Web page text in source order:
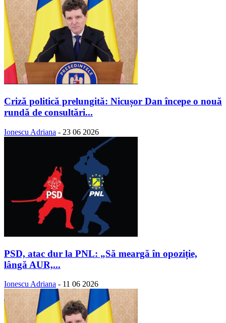
Criză politică prelungită: Nicușor Dan începe o nouă
rundă de consultări...
Ionescu Adriana - 23 06 2026
PSD, atac dur la PNL: „Să meargă în opoziție,
lângă AUR,...
Ionescu Adriana - 11 06 2026